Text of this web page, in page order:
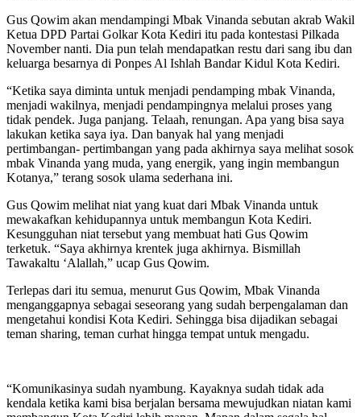
Gus Qowim akan mendampingi Mbak Vinanda sebutan akrab Wakil
Ketua DPD Partai Golkar Kota Kediri itu pada kontestasi Pilkada
November nanti. Dia pun telah mendapatkan restu dari sang ibu dan
keluarga besarnya di Ponpes Al Ishlah Bandar Kidul Kota Kediri.
“Ketika saya diminta untuk menjadi pendamping mbak Vinanda,
menjadi wakilnya, menjadi pendampingnya melalui proses yang
tidak pendek. Juga panjang. Telaah, renungan. Apa yang bisa saya
lakukan ketika saya iya. Dan banyak hal yang menjadi
pertimbangan- pertimbangan yang pada akhirnya saya melihat sosok
mbak Vinanda yang muda, yang energik, yang ingin membangun
Kotanya,” terang sosok ulama sederhana ini.
Gus Qowim melihat niat yang kuat dari Mbak Vinanda untuk
mewakafkan kehidupannya untuk membangun Kota Kediri.
Kesungguhan niat tersebut yang membuat hati Gus Qowim
terketuk. “Saya akhirnya krentek juga akhirnya. Bismillah
Tawakaltu ‘Alallah,” ucap Gus Qowim.
Terlepas dari itu semua, menurut Gus Qowim, Mbak Vinanda
menganggapnya sebagai seseorang yang sudah berpengalaman dan
mengetahui kondisi Kota Kediri. Sehingga bisa dijadikan sebagai
teman sharing, teman curhat hingga tempat untuk mengadu.
“Komunikasinya sudah nyambung. Kayaknya sudah tidak ada
kendala ketika kami bisa berjalan bersama mewujudkan niatan kami